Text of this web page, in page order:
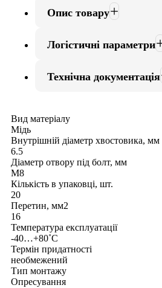
Опис товару
Логістичні параметри
Технічна документація
Вид матеріалу
Мідь
Внутрішній діаметр хвостовика, мм
6.5
Діаметр отвору під болт, мм
M8
Кількість в упаковці, шт.
20
Перетин, мм2
16
Температура експлуатації
-40…+80˚С
Термін придатності
необмежений
Тип монтажу
Опресування